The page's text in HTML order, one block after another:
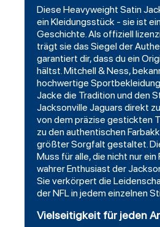
Diese Heavyweight Satin
ein Kleidungsstück - sie ist
Geschichte. Als offiziell
trägt sie das Siegel der
garantiert dir, dass du ein
hältst. Mitchell & Ness,
hochwertige
Jacke die Tradition und den
Jacksonville Jaguars direkt
von dem präzise gestickten
zu den authentischen
größter Sorgfalt gestaltet.
Muss für alle, die nicht nur ein
wahrer Enthusiast der
Sie verkörpert die
der NFL in jedem einzelnen
Vielseitigkeit für jeden